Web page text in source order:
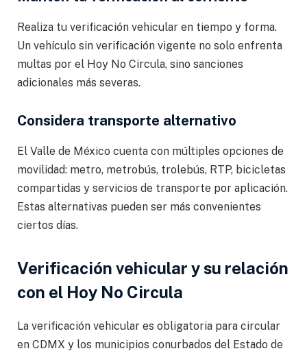
Realiza tu verificación vehicular en tiempo y forma.
Un vehículo sin verificación vigente no solo enfrenta
multas por el Hoy No Circula, sino sanciones
adicionales más severas.
Considera transporte alternativo
El Valle de México cuenta con múltiples opciones de
movilidad: metro, metrobús, trolebús, RTP, bicicletas
compartidas y servicios de transporte por aplicación.
Estas alternativas pueden ser más convenientes
ciertos días.
Verificación vehicular y su relación
con el Hoy No Circula
La verificación vehicular es obligatoria para circular
en CDMX y los municipios conurbados del Estado de